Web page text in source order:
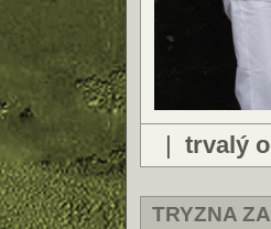
| trvalý
TRYZNA